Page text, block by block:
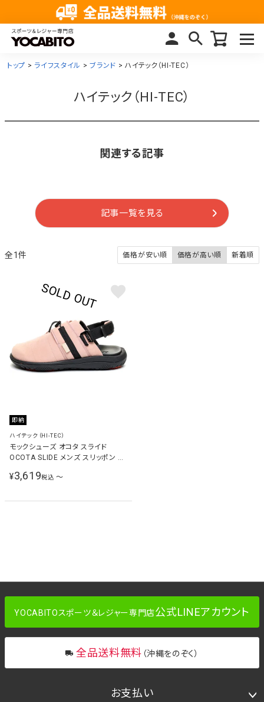
トップ ライフスタイル ブランド ハイテック（HI-TEC）
ハイテック（HI-TEC）
関連する記事
記事一覧を見る
価格が安い順 価格が高い順 新着順
1
即納
ハイテック（HI-TEC）
モックシューズ オコタ スライド
OCOTA SLIDE メンズ スリッポン ベ
¥3,619税込 〜
YOCABITOスポーツ＆レジャー専門店公式LINEアカウント
全品送料無料 （沖縄をのぞく）
お支払い